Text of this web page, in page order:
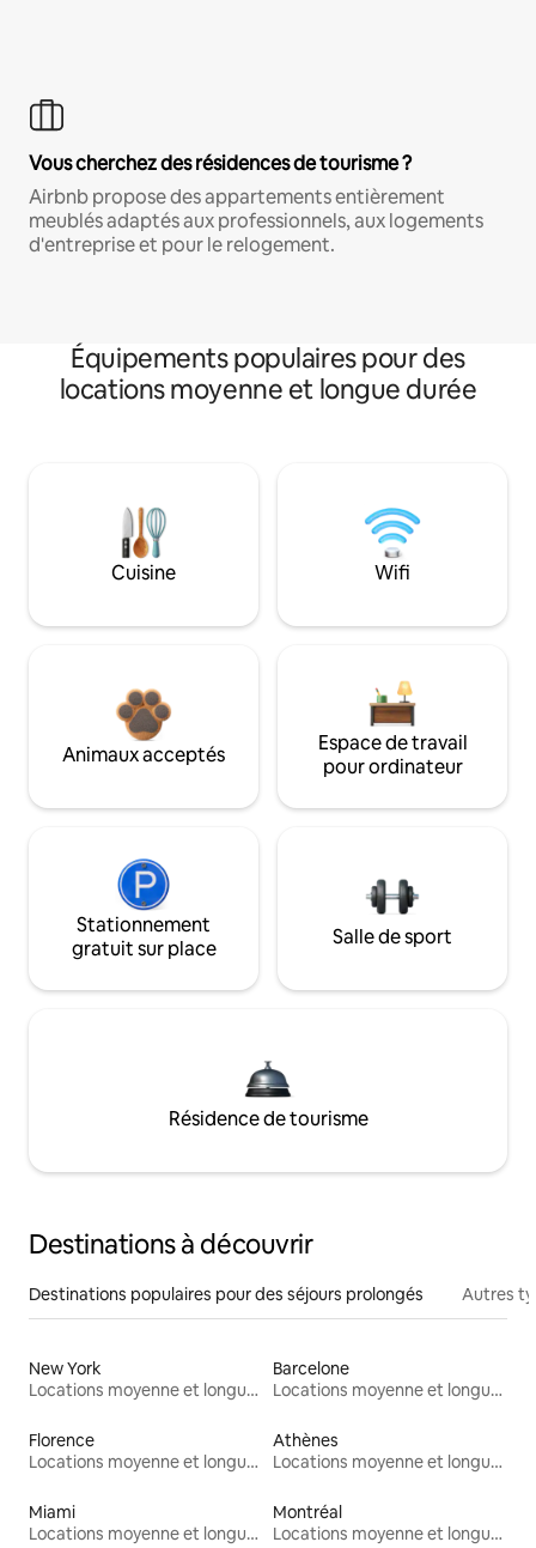
Vous cherchez des résidences de tourisme ?
Airbnb propose des appartements entièrement
meublés adaptés aux professionnels, aux logements
d'entreprise et pour le relogement.
Équipements populaires pour des
locations moyenne et longue durée
Cuisine Wifi
Animaux acceptés
Espace de travail
pour ordinateur
Stationnement
gratuit sur place
Salle de sport
Résidence de tourisme
Destinations à découvrir
Destinations populaires pour des séjours prolongés Autres
New York
Locations moyenne et longue durée
Barcelone
Locations moyenne et longue durée
Florence
Locations moyenne et longue durée
Athènes
Locations moyenne et longue durée
Miami
Locations moyenne et longue durée
Montréal
Locations moyenne et longue durée